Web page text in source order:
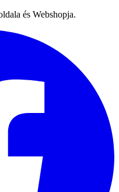
és Webshopja.